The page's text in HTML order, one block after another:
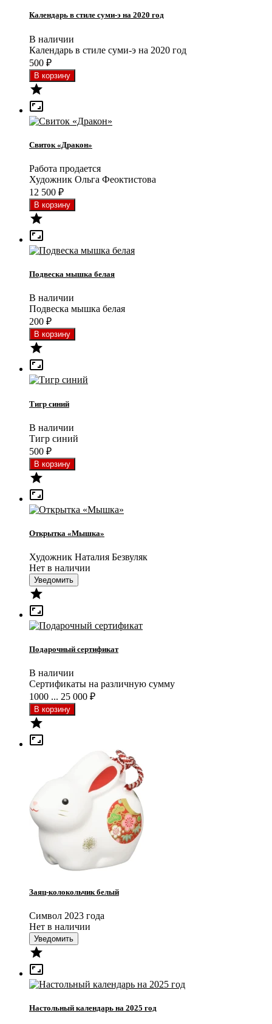
Календарь в стиле суми-э на 2020 год
В наличии
Календарь в стиле суми-э на 2020 год
500 ₽


Свиток «Дракон»
Работа продается
Художник Ольга Феоктистова
12 500 ₽


Подвеска мышка белая
В наличии
Подвеска мышка белая
200 ₽


Тигр синий
В наличии
Тигр синий
500 ₽


Открытка «Мышка»
Художник Наталия Безвуляк
Нет в наличии
Уведомить


Подарочный сертификат
В наличии
Сертификаты на различную сумму
1000 ... 25 000 ₽


Заяц-колокольчик белый
Символ 2023 года
Нет в наличии
Уведомить


Настольный календарь на 2025 год